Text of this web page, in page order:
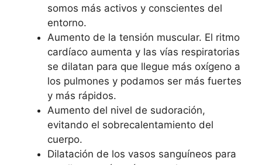
somos más activos y conscientes del
entorno.
Aumento de la tensión muscular. El ritmo
cardíaco aumenta y las vías respiratorias
se dilatan para que llegue más oxígeno a
los pulmones y podamos ser más fuertes
y más rápidos.
Aumento del nivel de sudoración,
evitando el sobrecalentamiento del
cuerpo.
Dilatación de los vasos sanguíneos para